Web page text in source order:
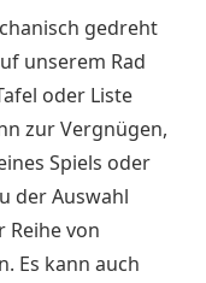
gedreht
unserem Rad
oder Liste
zur Vergnügen,
Spiels oder
der Auswahl
Reihe von
Es kann auch